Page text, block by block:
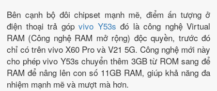
Bên cạnh bộ đôi chipset mạnh mẽ, điểm ấn tượng ở
điện thoại trả góp vivo Y53s đó là công nghệ Virtual
RAM (Công nghệ RAM mở rộng) độc quyền, trước đó
chỉ có trên vivo X60 Pro và V21 5G. Công nghệ mới này
cho phép vivo Y53s chuyển thêm 3GB từ ROM sang để
RAM để nâng lên con số 11GB RAM, giúp khả năng đa
nhiệm mạnh mẽ và mượt mà hơn.